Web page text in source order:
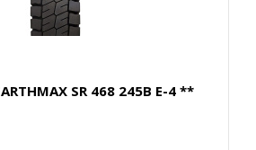
SR 468 245B E-4 **